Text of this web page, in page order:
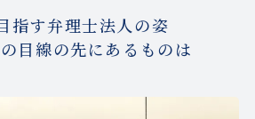
指す弁理士法人の姿
目線の先にあるものは